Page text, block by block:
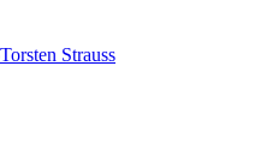
Autor
Torsten Strauss